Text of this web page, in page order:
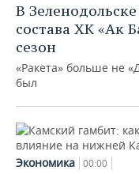
В
состава ХК «Ак
сезон
«Ракета» больше не
был
Экономика 00:00